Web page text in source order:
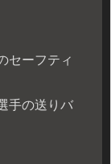
セーフティ
手の送りバ